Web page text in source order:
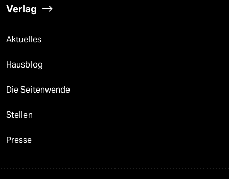
Verlag
Aktuelles
Hausblog
Die Seitenwende
Stellen
Presse